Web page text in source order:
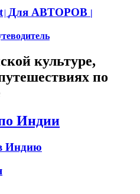
| Для АВТОРОВ |
культуре,
по
Индии
Индию